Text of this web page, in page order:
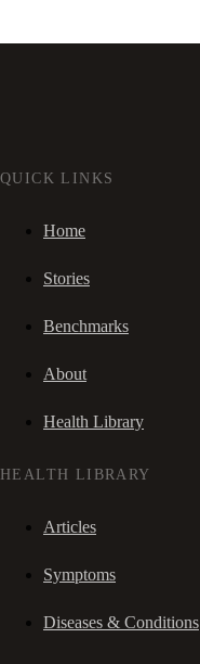
QUICK LINKS
Home
Stories
Benchmarks
About
Health Library
HEALTH LIBRARY
Articles
Symptoms
Diseases & Conditions